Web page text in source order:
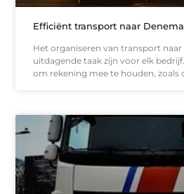
Efficiënt transport naar
Het organiseren van transport
uitdagende taak zijn voor elk
om rekening mee te houden, zoals